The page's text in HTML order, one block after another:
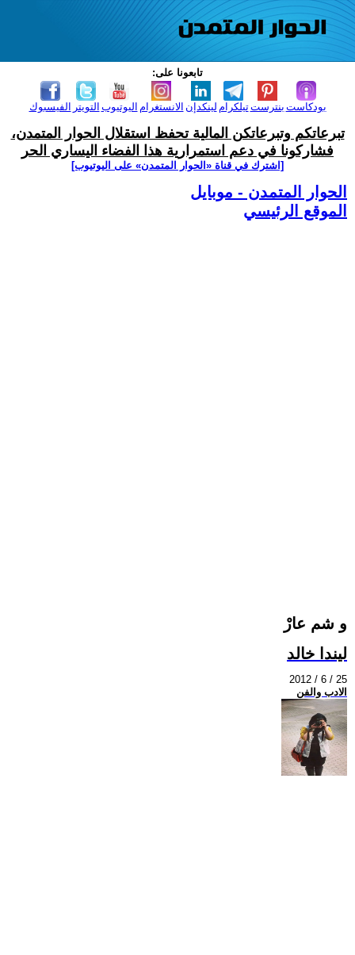
تابعونا على:
الفيسبوك التويتر اليوتيوب الانستغرام لينكدإن تيلكرامبنترست بودكاست
تبرعاتكم وتبرعاتكن المالية تحفظ استقلال الحوار المتمدن،
فشاركونا في دعم استمرارية هذا الفضاء اليساري الحر
[اشترك في قناة ‫«الحوار المتمدن» على اليوتيوب]
الحوار المتمدن - موبايل
الموقع الرئيسي
و شم عارْ
ليندا خالد
2012 / 6 / 25
الادب والفن